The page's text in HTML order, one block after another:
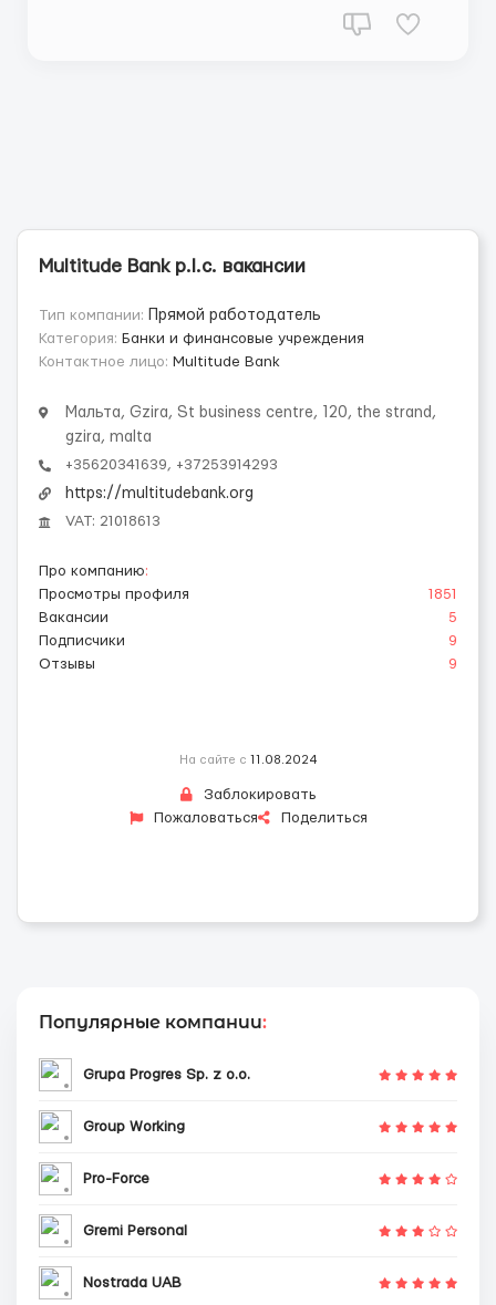
транзакционными списками (300–500 клиентов на
Multitude Bank p.l.c. вакансии
Тип компании:
Прямой работодатель
Категория: Банки и финансовые учреждения
Контактное лицо: Multitude Bank
Мальта, Gzira, St business centre, 120, the strand,
gzira, malta
+35620341639, +37253914293
https://multitudebank.org
VAT: 21018613
Про компанию:
Просмотры профиля
1851
Вакансии
5
Подписчики
9
Отзывы
9
На сайте с 11.08.2024
Заблокировать
Пожаловаться
Поделиться
Популярные компании:
Grupa Progres Sp. z o.o.
Group Working
Pro-Force
Gremi Personal
Nostrada UAB